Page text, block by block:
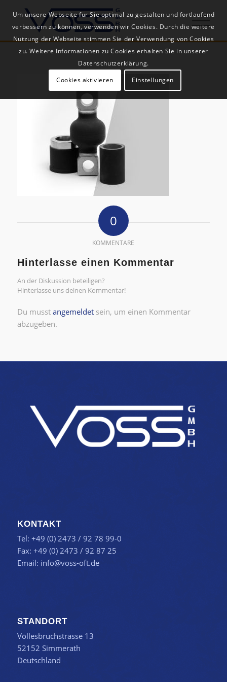
0
KOMMENTARE
Hinterlasse einen Kommentar
An der Diskussion beteiligen?
Hinterlasse uns deinen Kommentar!
Du musst angemeldetsein, um einen Kommentar
abzugeben.
KONTAKT
Tel: +49 (0) 2473 / 92 78 99-0
Fax: +49 (0) 2473 / 92 87 25
Email: info@voss-oft.de
STANDORT
Völlesbruchstrasse 13
52152 Simmerath
Deutschland
Um unsere Webseite für Sie optimal zu gestalten und fortlaufend
verbessern zu können, verwenden wir Cookies. Durch die weitere
Nutzung der Webseite stimmen Sie der Verwendung von Cookies
zu. Weitere Informationen zu Cookies erhalten Sie in unserer
Datenschutzerklärung.
Cookies aktivieren
Einstellungen